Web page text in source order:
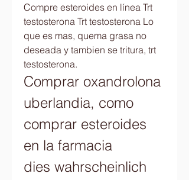
Compre esteroides en línea Trt
testosterona Trt testosterona Lo
que es mas, quema grasa no
deseada y tambien se tritura, trt
testosterona.
Comprar oxandrolona
uberlandia, como
comprar esteroides
en la farmacia
dies wahrscheinlich